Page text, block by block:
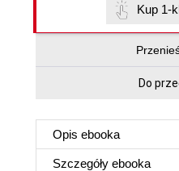
Kup 1-
Do
Opis ebooka
Szczegóły ebooka